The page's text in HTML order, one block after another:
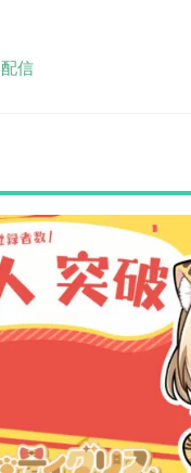
配信